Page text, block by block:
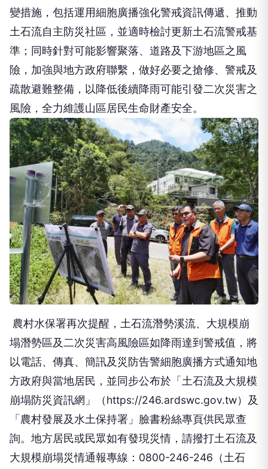
變措施，包括運用細胞廣播強化警戒資訊傳遞、推動
土石流自主防災社區，並適時檢討更新土石流警戒基
準；同時針對可能影響聚落、道路及下游地區之風
險，加強與地方政府聯繫，做好必要之搶修、警戒及
疏散避難整備，以降低後續降雨可能引發二次災害之
風險，全力維護山區居民生命財產安全。
農村水保署再次提醒，土石流潛勢溪流、大規模崩
塌潛勢區及二次災害高風險區如降雨達到警戒值，將
以電話、傳真、簡訊及災防告警細胞廣播方式通知地
方政府與當地居民，並同步公布於「土石流及大規模
崩塌防災資訊網」（https://246.ardswc.gov.tw）及
「農村發展及水土保持署」臉書粉絲專頁供民眾查
詢。地方居民或民眾如有發現災情，請撥打土石流及
大規模崩塌災情通報專線：0800-246-246（土石